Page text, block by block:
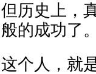
但历史上，
般的成功了。
这个人，就